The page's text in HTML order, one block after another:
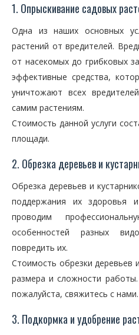
1. Опрыскивание садовых
Одна из наших основных
растений от вредителей.
от насекомых до грибковых
эффективные средства,
уничтожают всех
самим растениям.
Стоимость данной услуги
площади.
2. Обрезка деревьев и
Обрезка деревьев и
поддержания их здоровья
проводим
особенностей разных
повредить их.
Стоимость обрезки деревьев
размера и сложности
пожалуйста, свяжитесь с нами.
3. Подкормка и удобрение